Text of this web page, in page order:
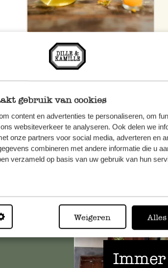
gebruik van cookies
content en advertenties te personaliseren, om
websiteverkeer te analyseren. Ook delen we
onze partners voor social media, adverteren en
combineren met andere informatie die u
verzameld op basis van uw gebruik van hun
Weigeren